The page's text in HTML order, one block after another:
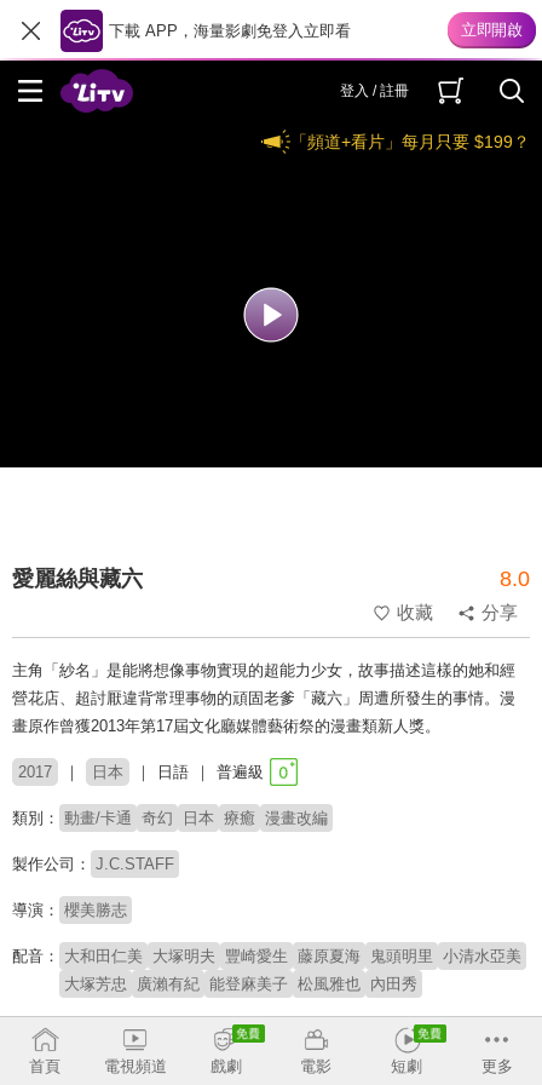
下載 APP，海量影劇免登入立即看
登入 / 註冊
「頻道+看片」每月只要 $199？
愛麗絲與藏六 8.0
收藏 分享
主角「紗名」是能將想像事物實現的超能力少女，故事描述這樣的她和經
營花店、超討厭違背常理事物的頑固老爹「藏六」周遭所發生的事情。漫
畫原作曾獲2013年第17屆文化廳媒體藝術祭的漫畫類新人獎。
2017 日本 日語 普遍級
類別： 動畫/卡通 奇幻 日本 療癒 漫畫改編
製作公司： J.C.STAFF
導演： 櫻美勝志
配音： 大和田仁美 大塚明夫 豐崎愛生 藤原夏海 鬼頭明里
小清水亞美
大塚芳忠
廣瀨有紀 能登麻美子 松風雅也 內田秀
原著： 今井哲也
首頁 電視頻道 戲劇 電影 短劇 更多